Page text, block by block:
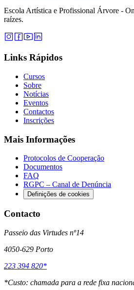
Escola Artística e Profissional Árvore -
raízes.
Links Rápidos
Cursos
Sobre
Notícias
Eventos
Contactos
Inscrições
Mais Informações
Protocolos de Cooperação
Documentos
FAQ
RGPC – Canal de Denúncia
Definições de cookies
Contacto
Passeio das Virtudes nº14
4050-629 Porto
223 394 820*
*Custo: chamada para a rede fixa